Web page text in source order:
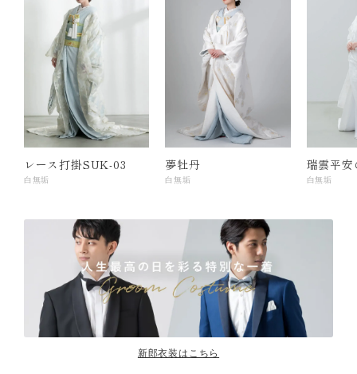
レース打掛SUK-03
白無垢
夢牡丹
白無垢
瑞雲平安
白無垢
新郎衣装はこちら